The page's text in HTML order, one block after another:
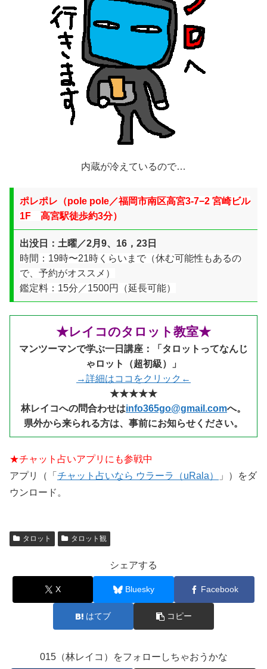
内蔵が冷えているので…
ポレポレ （pole pole／福岡市南区高宮3-7−2 宮崎ビル
1F 高宮駅徒歩約3分）
出没日：土曜／2月9、16，23日
時間：19時〜21時くらいまで（休む可能性もあるの
で、予約がオススメ）
鑑定料：15分／1500円（延長可能）
★レイコのタロット教室★
マンツーマンで学ぶ一日講座：「タロットってなんじ
ゃロット（超初級）」
→詳細はココをクリック←
★★★★★
林レイコへの問合わせはinfo365go@gmail.comへ。
県外から来られる方は、事前にお知らせください。
★チャット占いアプリにも参戦中
アプリ（「 チャット占いなら ウラーラ（uRala）
」）をダ
ウンロード。
タロット タロット観
シェアする
X Bluesky Facebook
はてブ コピー
015（林レイコ）をフォローしちゃおうかな